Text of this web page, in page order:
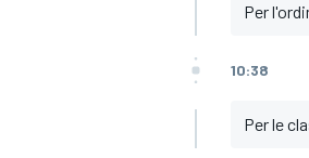
Per
10:38
Per le